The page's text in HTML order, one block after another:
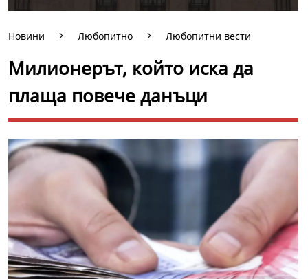
Новини Любопитно Любопитни вести
Милионерът, който иска да
плаща повече данъци